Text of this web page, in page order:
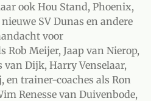
ook Hou Stand, Phoenix,
SV Dunas en andere
voor
Meijer, Jaap van Nierop,
van Dijk, Harry Venselaar,
en trainer-coaches als Ron
Renesse van Duivenbode,